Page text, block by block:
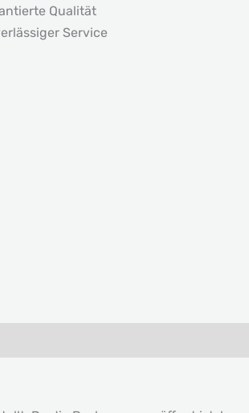
Qualität
Service